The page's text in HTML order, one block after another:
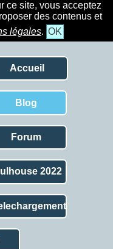
ce site, vous acceptez
des contenus et
légales. OK
Accueil
Blog
Forum
2022